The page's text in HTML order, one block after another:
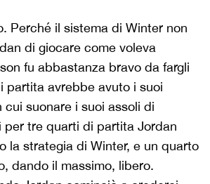
Perché il sistema di Winter non
di giocare come voleva
fu abbastanza bravo da fargli
partita avrebbe avuto i suoi
cui suonare i suoi assoli di
per tre quarti di partita Jordan
la strategia di Winter, e un quarto
dando il massimo, libero.